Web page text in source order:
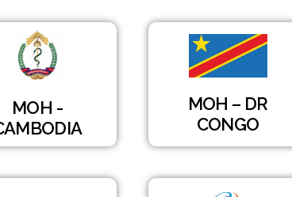
MOH -
MOH – DR
CONGO